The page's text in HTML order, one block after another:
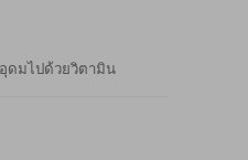
ดมไปด้วยวิตามิน